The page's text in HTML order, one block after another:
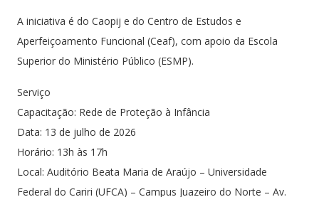
A iniciativa é do Caopij e do Centro de Estudos e
Aperfeiçoamento Funcional (Ceaf), com apoio da Escola
Superior do Ministério Público (ESMP).
Serviço
Capacitação: Rede de Proteção à Infância
Data: 13 de julho de 2026
Horário: 13h às 17h
Local: Auditório Beata Maria de Araújo – Universidade
Federal do Cariri (UFCA) – Campus Juazeiro do Norte – Av.